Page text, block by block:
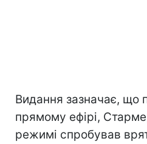
Видання зазначає, що
прямому ефірі,
режимі спробував